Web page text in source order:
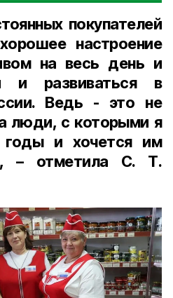
покупателей
настроение
на весь день и
и развиваться в
Ведь - это не
люди, с которыми я
годы и хочется им
– отметила С. Т.